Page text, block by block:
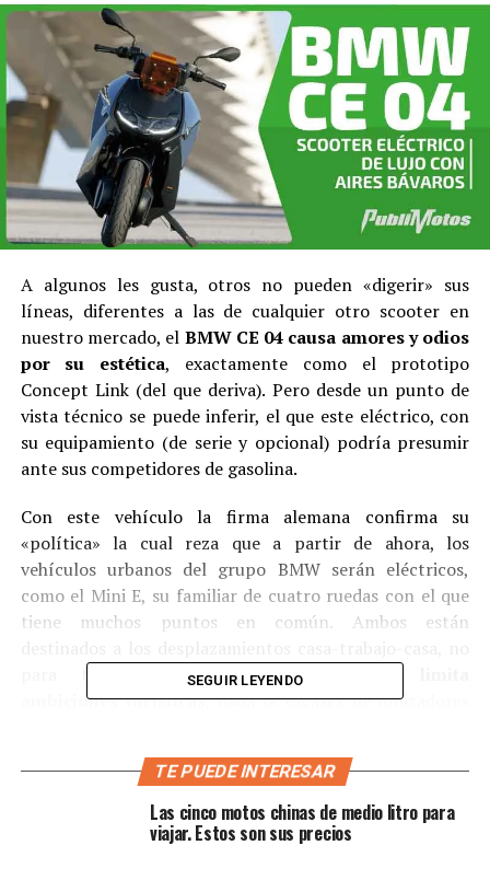
A algunos les gusta, otros no pueden «digerir» sus
líneas, diferentes a las de cualquier otro scooter en
nuestro mercado, el BMW CE 04 causa amores y odios
por su estética, exactamente como el prototipo
Concept Link (del que deriva). Pero desde un punto de
vista técnico se puede inferir, el que este eléctrico, con
su equipamiento (de serie y opcional) podría presumir
ante sus competidores de gasolina.
Con este vehículo la firma alemana confirma su
«política» la cual reza que a partir de ahora, los
vehículos urbanos del grupo BMW serán eléctricos,
como el Mini E, su familiar de cuatro ruedas con el que
tiene muchos puntos en común. Ambos están
para trayectos largos,su autonomía limita
ambiciones turísticas, dada la escasez de ionizadores
Lea también:Las montañas nos llaman | Llegará la
Transalp 750 de Honda
Batería de superdeportivo
SEGUIR LEYENDO
TE PUEDE INTERESAR
Las cinco motos chinas de medio litro para
viajar. Estos son sus precios